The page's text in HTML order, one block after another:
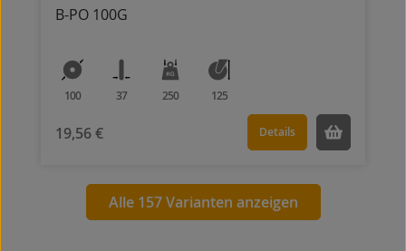
B-PO 100G
100 37 250 125
19,56 € Details
Alle 157 Varianten anzeigen